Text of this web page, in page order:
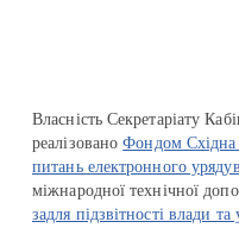
Власність Секретаріату
реалізованоФондом
питань електронного
міжнародної технічної
задля підзвітності влади